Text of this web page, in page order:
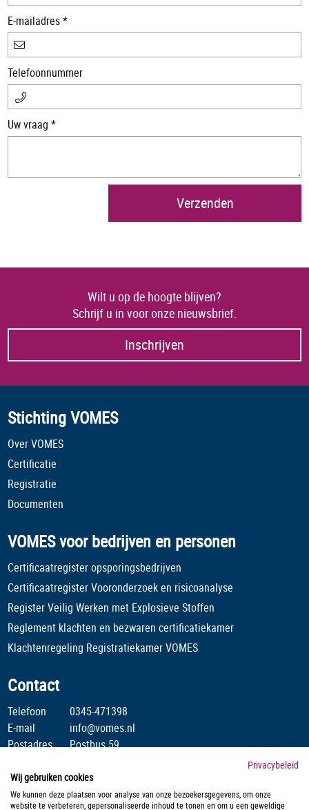
E-mailadres *
Telefoonnummer
Uw vraag *
Wilt u op de hoogte blijven?
Schrijf u in voor onze nieuwsbrief.
Inschrijven
Stichting VOMES
Over VOMES
Certificatie
Registratie
Documenten
VOMES voor bedrijven en personen
Certificaatregister opsporingsbedrijven
Certificaatregister Vooronderzoek en risicoanalyse
Register Veilig Werken met Explosieve Stoffen
Reglement klachten en bezwaren certificatiekamer
Klachtenregeling Registratiekamer VOMES
Contact
Telefoon
0345-471398
E-mail
info@vomes.nl
Postadres
Postbus 59
Stichting Veilig Omgaan Met Explosieve Stoffen is lid van :
Privacybeleid
Wij gebruiken cookies
We kunnen deze plaatsen voor analyse van onze bezoekersgegevens, om onze
website te verbeteren, gepersonaliseerde inhoud te tonen en om u een geweldige